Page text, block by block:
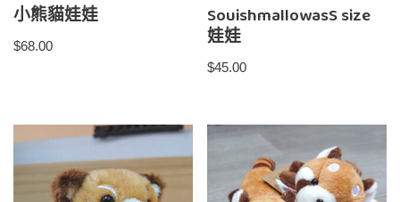
小熊貓娃娃
$68.00
SouishmallowasS size
娃娃
$45.00